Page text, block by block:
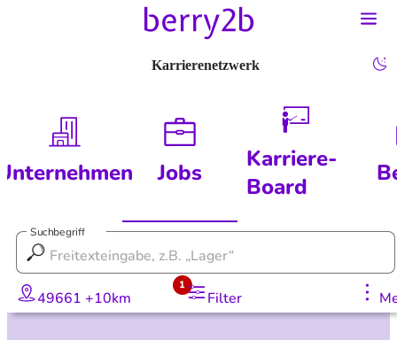
Karrierenetzwerk
Jobs
Karriere-
Board
Suchbegriff
49661 +10km Filter
1